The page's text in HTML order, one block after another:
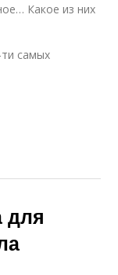
Какое из них
ти самых
для